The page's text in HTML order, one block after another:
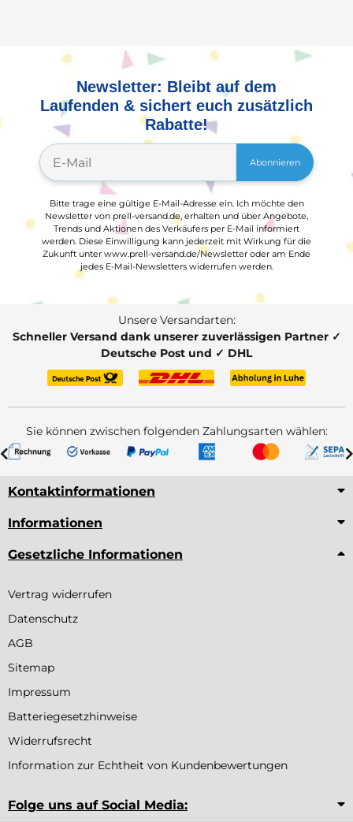
Newsletter: Bleibt auf dem
Laufenden & sichert euch zusätzlich
Rabatte!
Abonnieren
Bitte trage eine gültige E-Mail-Adresse ein. Ich möchte den
Newsletter von prell-versand.de, erhalten und über Angebote,
Trends und Aktionen des Verkäufers per E-Mail informiert
werden. Diese Einwilligung kann jederzeit mit Wirkung für die
Zukunft unter www.prell-versand.de/Newsletter oder am Ende
jedes E-Mail-Newsletters widerrufen werden.
Unsere Versandarten:
Schneller Versand dank unserer zuverlässigen Partner ✓
Deutsche Post und ✓ DHL
Sie können zwischen folgenden Zahlungsarten wählen:
Kontaktinformationen
Informationen
Gesetzliche Informationen
Vertrag widerrufen
Datenschutz
AGB
Sitemap
Impressum
Batteriegesetzhinweise
Widerrufsrecht
Information zur Echtheit von Kundenbewertungen
Folge uns auf Social Media: